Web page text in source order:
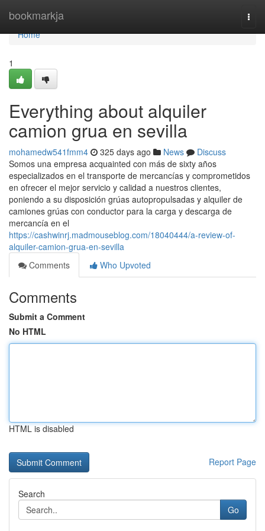
bookmarkja
Home
Home
1
Everything about alquiler
camion grua en sevilla
mohamedw541fmm4 325 days ago News
Discuss
Somos una empresa acquainted con más de sixty años
especializados en el transporte de mercancías y comprometidos
en ofrecer el mejor servicio y calidad a nuestros clientes,
poniendo a su disposición grúas autopropulsadas y alquiler de
camiones grúas con conductor para la carga y descarga de
mercancía en el
https://cashwinrj.madmouseblog.com/18040444/a-review-of-
alquiler-camion-grua-en-sevilla
Comments
Who Upvoted
Comments
Submit a Comment
No HTML
HTML is disabled
Report Page
Search
Go